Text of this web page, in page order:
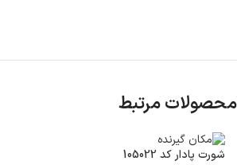
محصولات مرتبط
شورت پادار کد 105022